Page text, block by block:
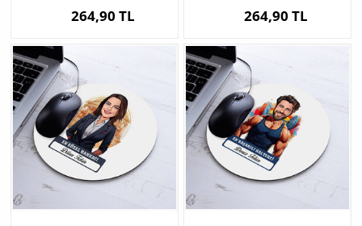
264,90 TL 264,90 TL